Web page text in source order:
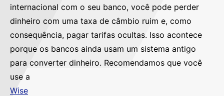
internacional com o seu banco, você pode perder
dinheiro com uma taxa de câmbio ruim e, como
consequência, pagar tarifas ocultas. Isso acontece
porque os bancos ainda usam um sistema antigo
para converter dinheiro. Recomendamos que você
use a
Wise